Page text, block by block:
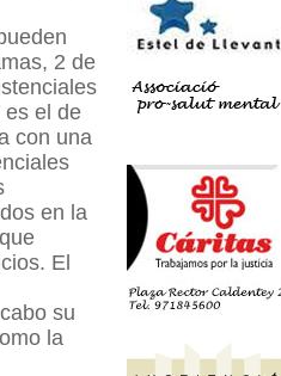
2 de
es el de
con una
en la
El
su
la